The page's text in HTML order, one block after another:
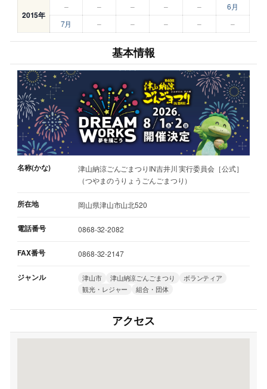
2015年
– – – – –
6月
7月
– – – – –
基本情報
名称(かな)
津山納涼ごんごまつりIN吉井川 実行委員会［公式］
（つやまのうりょうごんごまつり）
所在地 岡山県津山市山北520
電話番号 0868-32-2082
FAX番号 0868-32-2147
ジャンル 津山市 津山納涼ごんごまつり
ボランティア
観光・レジャー
組合・団体
アクセス